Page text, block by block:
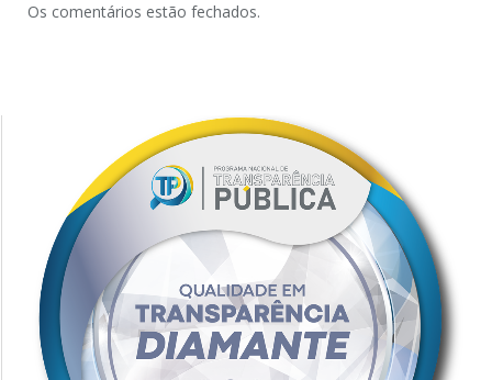
Os comentários estão fechados.